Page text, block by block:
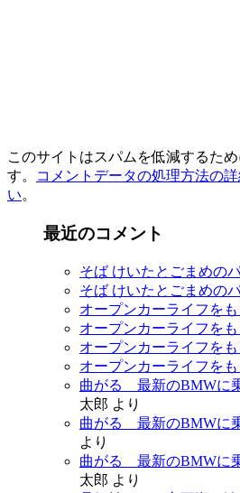
このサイトはスパムを低減するた
す。
コメントデータの処理方法の
い。
最近のコメント
そば けいたとごまめの
そば けいたとごまめの
オープンカーライフを
オープンカーライフを
オープンカーライフを
オープンカーライフを
曲がる 最新のBMWに
太郎 より
曲がる 最新のBMWに
より
曲がる 最新のBMWに
太郎 より